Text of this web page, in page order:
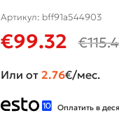
Артикул: bff91a544903
€99.32 €
Или от 2.76€/мес.
Оплатить в